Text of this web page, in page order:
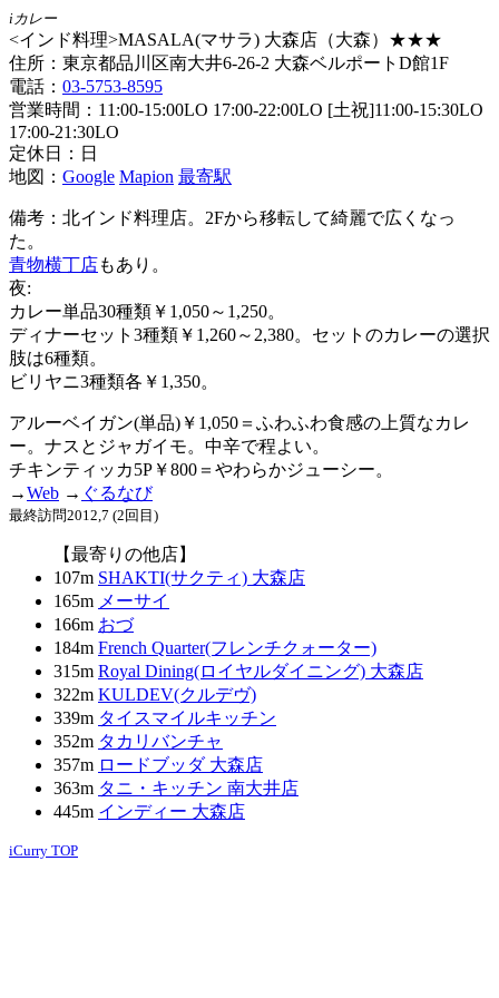
iカレー
<インド料理>MASALA(マサラ) 大森店（大森）★★★
住所：東京都品川区南大井6-26-2 大森ベルポートD館1F
電話： 03-5753-8595
営業時間：11:00-15:00LO 17:00-22:00LO [土祝]11:00-15:30LO
17:00-21:30LO
定休日：日
地図： Google Mapion 最寄駅
備考：北インド料理店。2Fから移転して綺麗で広くなっ
た。
青物横丁店もあり。
夜:
カレー単品30種類￥1,050～1,250。
ディナーセット3種類￥1,260～2,380。セットのカレーの選択
肢は6種類。
ビリヤニ3種類各￥1,350。
アルーベイガン(単品)￥1,050＝ふわふわ食感の上質なカレ
ー。ナスとジャガイモ。中辛で程よい。
チキンティッカ5P￥800＝やわらかジューシー。
→Web → ぐるなび
最終訪問2012,7 (2回目)
【最寄りの他店】
107m SHAKTI(サクティ) 大森店
165m メーサイ
166m おづ
184m French Quarter(フレンチクォーター)
315m Royal Dining(ロイヤルダイニング) 大森店
322m KULDEV(クルデヴ)
339m タイスマイルキッチン
352m タカリバンチャ
357m ロードブッダ 大森店
363m タニ・キッチン 南大井店
445m インディー 大森店
iCurry TOP